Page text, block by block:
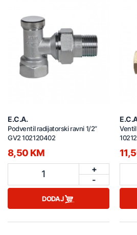
E.C.A.
Podventil radijatorski ravni 1/2”
GV2 102120402
8,50 KM
1
+
-
DODAJ